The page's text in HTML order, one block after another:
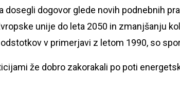
dosegli dogovor glede novih podnebnih
unije do leta 2050 in zmanjšanju
v primerjavi z letom 1990, so
že dobro zakorakali po poti